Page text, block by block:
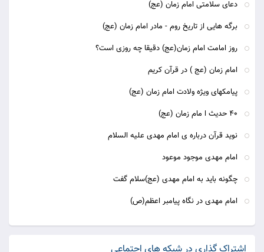
دعای سلامتی امام زمان (عج)
برگه هایی از تاریخ روم - مادر امام زمان (عج)
روز امامت امام زمان(عج) دقیقا چه روزی است؟
امام زمان (عج ) در قرآن کریم
پیامکهای ویژه ولادت امام زمان (عج)
40 حدیث ا مام زمان (عج)
نوید قرآن درباره ی امام مهدی علیه السلام
امام مهدی موجود موعود
چگونه باید به امام مهدی (عج)سلام گفت
امام مهدى در نگاه پيامبر اعظم(ص)